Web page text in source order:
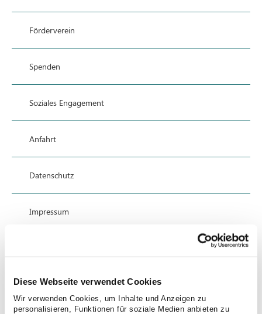
Diese Webseite verwendet Cookies
Wir verwenden Cookies, um Inhalte und Anzeigen zu
personalisieren, Funktionen für soziale Medien anbieten zu
Förderverein
Spenden
Soziales Engagement
Anfahrt
Datenschutz
Impressum